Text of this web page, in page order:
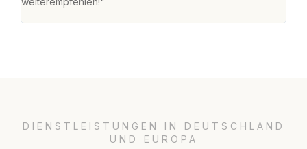
DIENSTLEISTUNGEN IN DEUTSCHLAND
UND EUROPA